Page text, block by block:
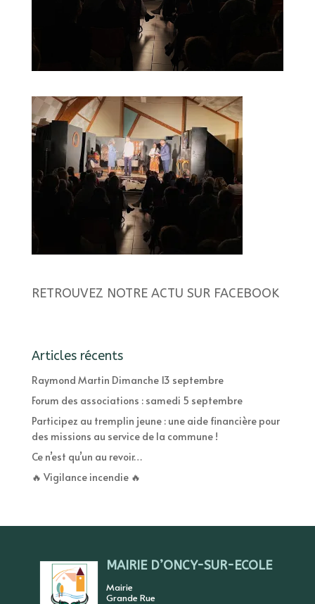
RETROUVEZ NOTRE ACTU SUR FACEBOOK
Articles récents
Raymond Martin Dimanche 13 septembre
Forum des associations : samedi 5 septembre
Participez au tremplin jeune : une aide financière pour
des missions au service de la commune !
Ce n’est qu’un au revoir…
🔥 Vigilance incendie 🔥
MAIRIE D’ONCY-SUR-ECOLE
Mairie
Grande Rue